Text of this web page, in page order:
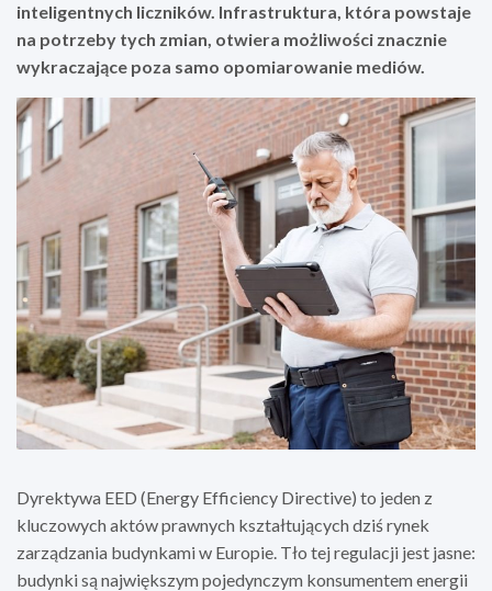
inteligentnych liczników. Infrastruktura, która powstaje
na potrzeby tych zmian, otwiera możliwości znacznie
wykraczające poza samo opomiarowanie mediów.
Dyrektywa EED (Energy Efficiency Directive) to jeden z
kluczowych aktów prawnych kształtujących dziś rynek
zarządzania budynkami w Europie. Tło tej regulacji jest jasne:
budynki są największym pojedynczym konsumentem energii